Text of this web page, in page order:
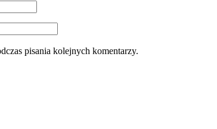
pisania kolejnych komentarzy.